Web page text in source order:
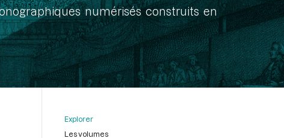
numérisés construits en
Explorer
Les volumes